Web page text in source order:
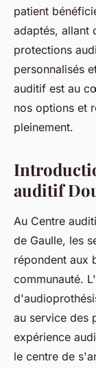
fabienne•8 avril
patient
adaptés, allant
protections
personnalisés
auditif est au
nos options et
pleinement.
auditif
Au Centre
de Gaulle, les
répondent aux
communauté.
au service des
expérience
le centre de